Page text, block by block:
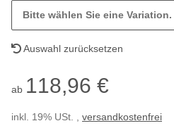
Bitte wählen Sie eine Variation.
Auswahl zurücksetzen
ab 118,96 €
inkl. 19% USt. , versandkostenfrei